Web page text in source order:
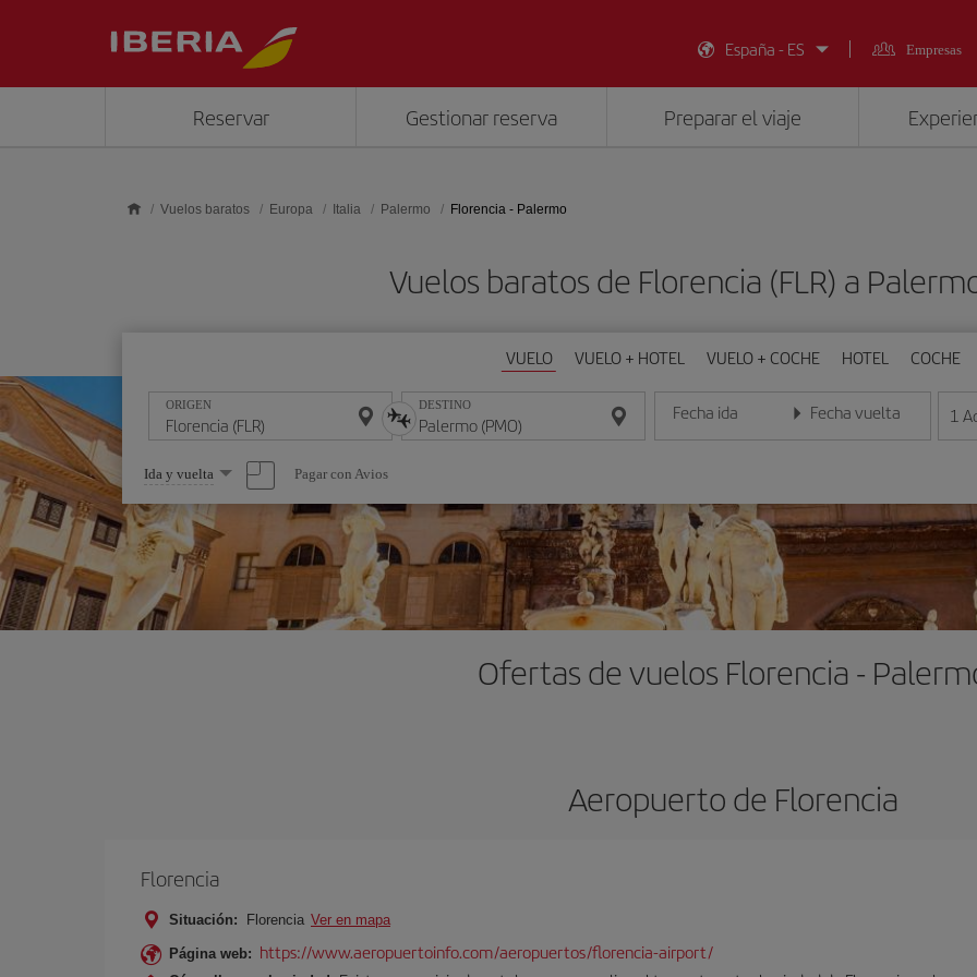
España - ES
Empresas
Reservar Gestionar reserva Preparar el viaje
Vuelos baratos Europa Italia Palermo Florencia - Palermo
Vuelos baratos de Florencia (FLR) a
VUELO VUELO + HOTEL VUELO + COCHE HOTEL COCHE
ORIGEN DESTINO Fecha ida
Introduce la fecha en formato día/mes/año
Fecha vuelta
Introduce la fecha en 1
Seleccione
una
opción
Ida y vuelta Pagar con Avios
Ofertas de vuelos Florencia -
Aeropuerto de Florencia
Florencia
Situación: Florencia Ver en mapa
Página web: https://www.aeropuertoinfo.com/aeropuertos/florencia-airport/